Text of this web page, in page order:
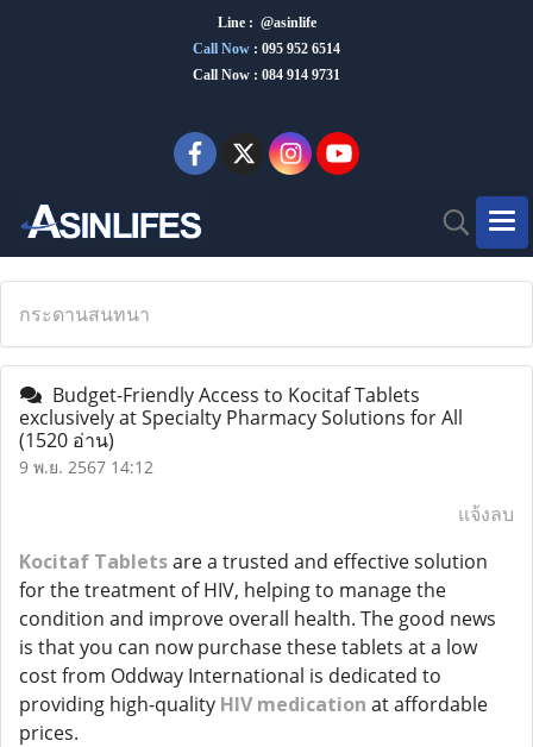
Line : @asinlife
Call Now : 095 952 6514
Call Now : 084 914 9731
กระดานสนทนา
Budget-Friendly Access to Kocitaf Tablets
exclusively at Specialty Pharmacy Solutions for All
(1520 อ่าน)
9 พ.ย. 2567 14:12
แจ้งลบ
Kocitaf Tabletsare a trusted and effective solution
for the treatment of HIV, helping to manage the
condition and improve overall health. The good news
is that you can now purchase these tablets at a low
cost from Oddway International is dedicated to
providing high-quality HIV medication at affordable
prices.